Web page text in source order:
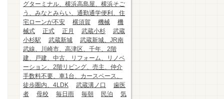
グターミナル、横浜高島屋、横浜そご
う、みなとみらい、通勤通学便利、住
宅ローンが不安
横須賀 機械
機
械式
正式 正月 武蔵小杉
武蔵
小杉駅
武蔵新城
武蔵新城、JR南
武線、川崎市、高津区、千年、2階
建、戸建、中古、リフォーム、リノベ
ーション、2階リビング、売主、仲介
手数料不要、車1台、カースペース、
徒歩圏内、4LDK
武蔵溝ノ口
歯医
者
母校 毎日雨 毎朝 民泊
気